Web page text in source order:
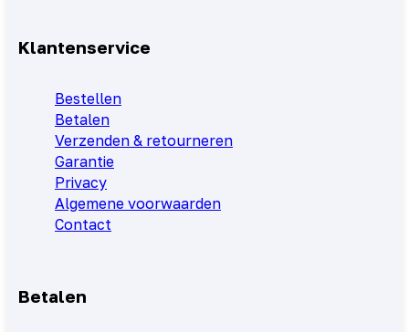
Klantenservice
Bestellen
Betalen
Verzenden & retourneren
Garantie
Privacy
Algemene voorwaarden
Contact
Betalen